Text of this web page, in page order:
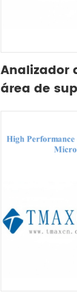
Analizador
área de
específica